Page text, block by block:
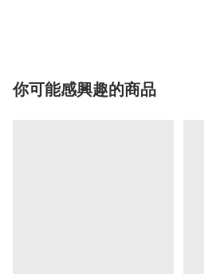
你可能感興趣的商品